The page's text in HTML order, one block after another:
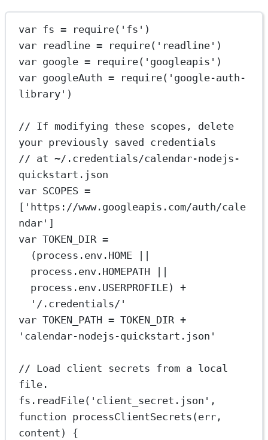
var fs = require( 'fs' )
var readline = require( 'readline' )
var google = require( 'googleapis' )
var googleAuth = require( 'google-auth-
library' )
// If modifying these scopes, delete
your previously saved credentials
// at ~/.credentials/calendar-nodejs-
quickstart.json
var SCOPES =
[ 'https://www.googleapis.com/auth/cale
ndar' ]
var TOKEN_DIR =
(process.env. HOME
process.env. HOMEPATH
process.env. USERPROFILE) +
'/.credentials/'
var TOKEN_PATH = TOKEN_DIR +
'calendar-nodejs-quickstart.json'
// Load client secrets from a local
file.
fs. readFile( 'client_secret.json'
function processClientSecrets (err
content ) {